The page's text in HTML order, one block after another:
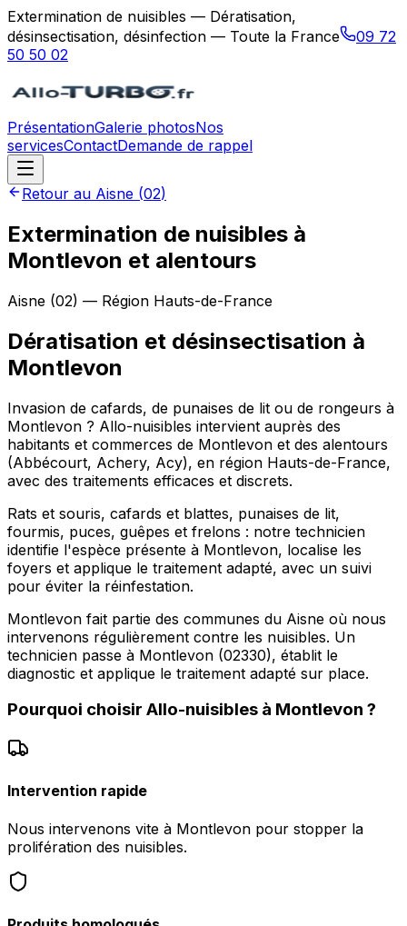
Extermination de nuisibles — Dératisation,
désinsectisation, désinfection — Toute la France
09 72
50 50 02
PrésentationGalerie photosNos
servicesContactDemande de rappel
Retour au Aisne (02)
Extermination de nuisibles à
Montlevon et alentours
Aisne (02) — Région Hauts-de-France
Dératisation et désinsectisation à
Montlevon
Invasion de cafards, de punaises de lit ou de rongeurs à
Montlevon ? Allo-nuisibles intervient auprès des
habitants et commerces de Montlevon et des alentours
(Abbécourt, Achery, Acy), en région Hauts-de-France,
avec des traitements efficaces et discrets.
Rats et souris, cafards et blattes, punaises de lit,
fourmis, puces, guêpes et frelons : notre technicien
identifie l'espèce présente à Montlevon, localise les
foyers et applique le traitement adapté, avec un suivi
pour éviter la réinfestation.
Montlevon fait partie des communes du Aisne où nous
intervenons régulièrement contre les nuisibles. Un
technicien passe à Montlevon (02330), établit le
diagnostic et applique le traitement adapté sur place.
Pourquoi choisir Allo-nuisibles à Montlevon ?
Intervention rapide
Nous intervenons vite à Montlevon pour stopper la
prolifération des nuisibles.